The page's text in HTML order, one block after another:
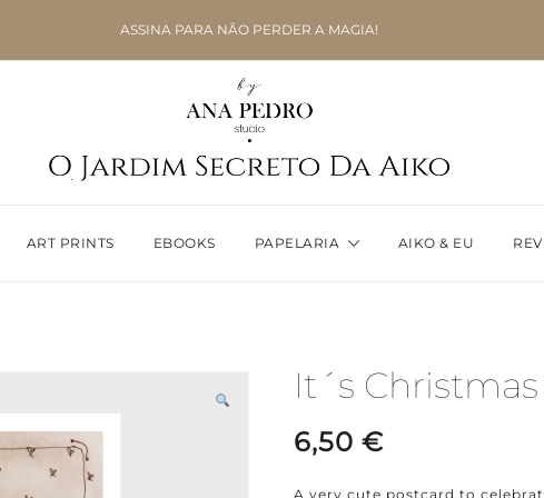
ASSINA PARA NÃO PERDER A MAGIA!
ART PRINTS EBOOKS PAPELARIA AIKO & EU
It´s
6,50 €
A very cute postcard to